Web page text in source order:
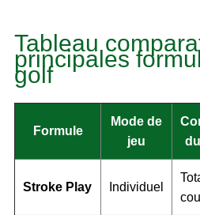
Tableau
principales
golf
Formule
Mode de
jeu
Stroke Play Individuel